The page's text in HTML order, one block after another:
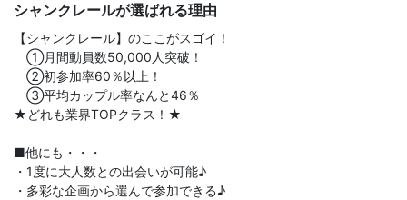
シャンクレールが選ばれる理由
【シャンクレール】のここがスゴイ！
①月間動員数50,000人突破！
②初参加率60％以上！
③平均カップル率なんと46％
★どれも業界TOPクラス！★
■他にも・・・
・1度に大人数との出会いが可能♪
・多彩な企画から選んで参加できる♪